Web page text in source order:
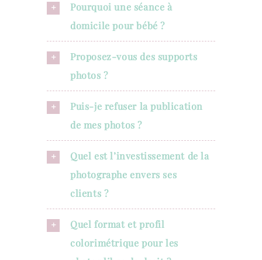
Pourquoi une séance à
domicile pour bébé ?
Proposez-vous des supports
photos ?
Puis-je refuser la publication
de mes photos ?
Quel est l’investissement de la
photographe envers ses
clients ?
Quel format et profil
colorimétrique pour les